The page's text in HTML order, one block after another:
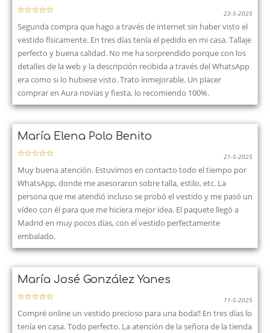
23-5-2025
Segunda compra que hago a través de internet sin haber visto el
vestido físicamente. En tres días tenía el pedido en mi casa. Tallaje
perfecto y buena calidad. No me ha sorprendido porque con los
detalles de la web y la descripción recibida a través del WhatsApp
era como si lo hubiese visto. Trato inmejorable. Un placer
comprar en Aura novias y fiesta, lo recomiendo 100%.
María Elena Polo Benito
21-5-2025
Muy buena atención. Estuvimos en contacto todo el tiempo por
WhatsApp, donde me asesoraron sobre talla, estilo, etc. La
persona que me atendió incluso se probó el vestido y me pasó un
vídeo con él para que me hiciera mejor idea. El paquete llegó a
Madrid en muy pocos días, con el vestido perfectamente
embalado.
María José González Yanes
11-5-2025
Compré online un vestido precioso para una boda!! En tres días lo
tenía en casa. Todo perfecto. La atención de la señora de la tienda